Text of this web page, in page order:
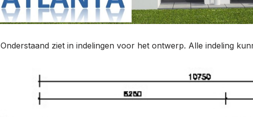
Onderstaand ziet in indelingen voor het ontwerp. Alle indeling